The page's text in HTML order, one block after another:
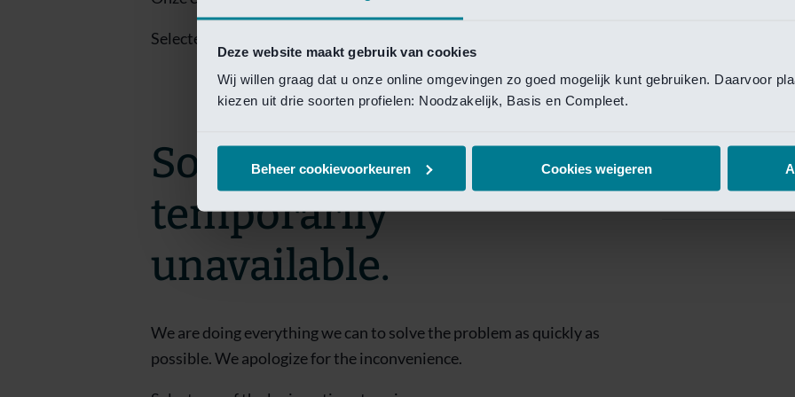
Deze website maakt gebruik van cookies
Wij willen graag dat u onze online omgevingen zo goed mogelijk kunt gebruiken. Daarvoor
kiezen uit drie soorten profielen: Noodzakelijk, Basis en Compleet.
Beheer cookievoorkeuren Cookies weigeren
Van Lanschot
Selecteer een van de login opties om toegang te krijgen.
Sorry! This page is
temporarily
unavailable.
We are doing everything we can to solve the problem as quickly as
possible. We apologize for the inconvenience.